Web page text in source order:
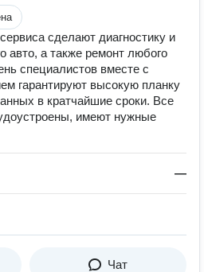
сделают диагностику и
авто, а также ремонт любого
специалистов вместе с
гарантируют высокую планку
в кратчайшие сроки. Все
имеют нужные
—
Чат